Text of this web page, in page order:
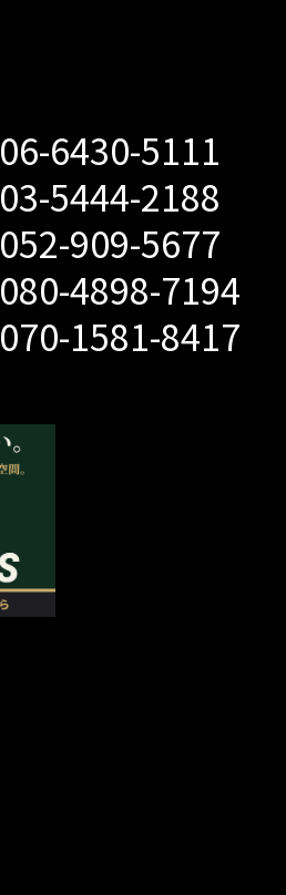
06-6430-5111
03-5444-2188
052-909-5677
080-4898-7194
070-1581-8417